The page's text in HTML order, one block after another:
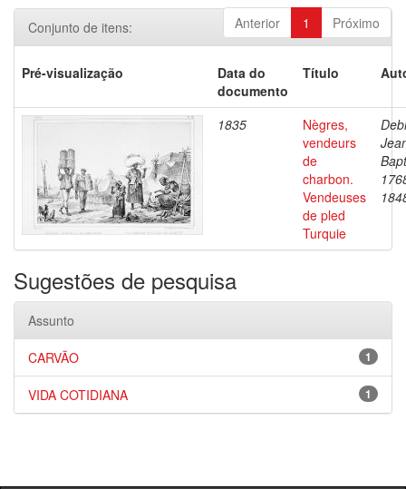
Anterior 1 Próximo
Conjunto de itens:
Pré-visualização
Data do
documento
Título
1835
Nègres,
vendeurs
de
charbon.
Vendeuses
de pled
Turquie
Sugestões de pesquisa
Assunto
1
CARVÃO
1
VIDA COTIDIANA